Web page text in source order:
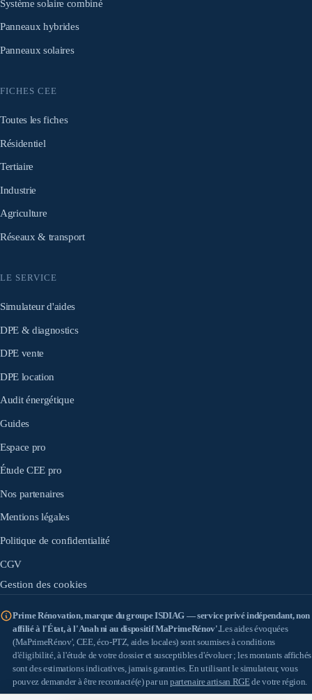
Système solaire combiné
Panneaux hybrides
Panneaux solaires
FICHES CEE
Toutes les fiches
Résidentiel
Tertiaire
Industrie
Agriculture
Réseaux & transport
LE SERVICE
Simulateur d'aides
DPE & diagnostics
DPE vente
DPE location
Audit énergétique
Guides
Espace pro
Étude CEE pro
Nos partenaires
Mentions légales
Politique de confidentialité
CGV
Gestion des cookies
Prime Rénovation, marque du groupe ISDIAG — service privé indépendant, non
affilié à l'État, à l'Anah ni au dispositif MaPrimeRénov'.Les aides évoquées
(MaPrimeRénov', CEE, éco-PTZ, aides locales) sont soumises à conditions
d'éligibilité, à l'étude de votre dossier et susceptibles d'évoluer ; les montants affichés
sont des estimations indicatives, jamais garanties. En utilisant le simulateur, vous
pouvez demander à être recontacté(e) par un partenaire artisan RGEde votre région.